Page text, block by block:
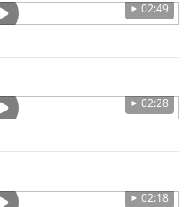
02:49
02:28
02:18